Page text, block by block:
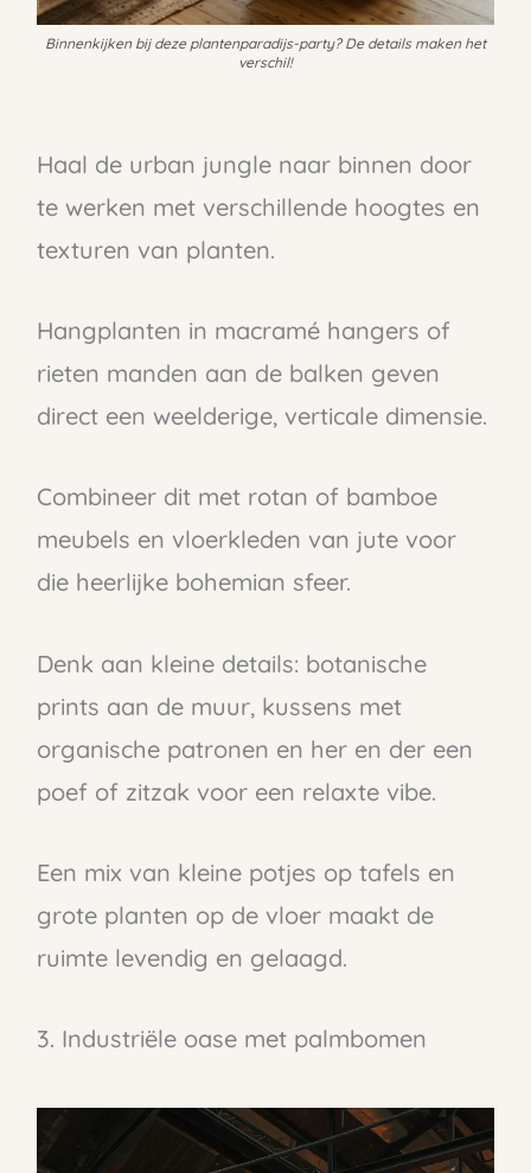
Binnenkijken bij deze plantenparadijs-party? De details maken het
verschil!
Haal de urban jungle naar binnen door
te werken met verschillende hoogtes en
texturen van planten.
Hangplanten in macramé hangers of
rieten manden aan de balken geven
direct een weelderige, verticale dimensie.
Combineer dit met rotan of bamboe
meubels en vloerkleden van jute voor
die heerlijke bohemian sfeer.
Denk aan kleine details: botanische
prints aan de muur, kussens met
organische patronen en her en der een
poef of zitzak voor een relaxte vibe.
Een mix van kleine potjes op tafels en
grote planten op de vloer maakt de
ruimte levendig en gelaagd.
3. Industriële oase met palmbomen